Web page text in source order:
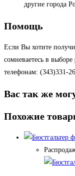
другие города
Помощь
Если Вы хотите
сомневаетесь в
телефонам: (343)331-
Вас так же
Похожие